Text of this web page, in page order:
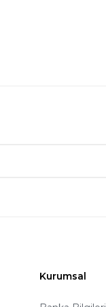
Kurumsal